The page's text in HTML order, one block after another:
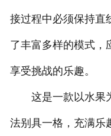
接过程中必须保持直
了丰富多样的模式，
享受挑战的乐趣。
这是一款以水果为
法别具一格，充满乐